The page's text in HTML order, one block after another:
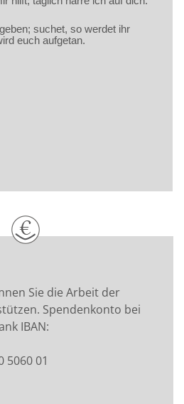
Sie die Arbeit der
Spendenkonto bei
IBAN:
5060 01